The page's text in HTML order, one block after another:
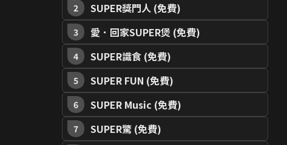
2 SUPER獎門人 (免費)
3 愛．回家SUPER煲 (免費)
4 SUPER識食 (免費)
5 SUPER FUN (免費)
6 SUPER Music (免費)
7 SUPER驚 (免費)